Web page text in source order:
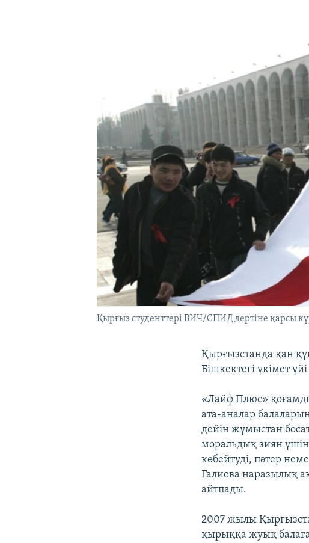
Қырғыз студенттері ВИЧ/СПИД дертіне қарсы
Қырғызстанда қан
Бішкектегі үкімет
«Лайф Плюс»
ата-аналар
дейін жұмыстан
моральдық зиян
көбейтуді, пәтер
Галиева наразылық
айтпады.
2007 жылы
қырыққа жуық